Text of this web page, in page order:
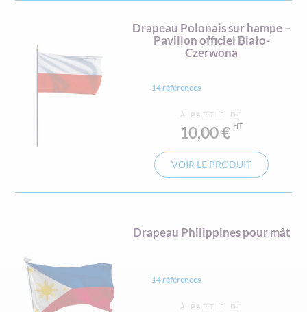
Drapeau Polonais sur hampe –
Pavillon officiel Biało-
Czerwona
14 références
À PARTIR DE
10,00 €
VOIR LE PRODUIT
Drapeau Philippines pour mât
14 références
À PARTIR DE